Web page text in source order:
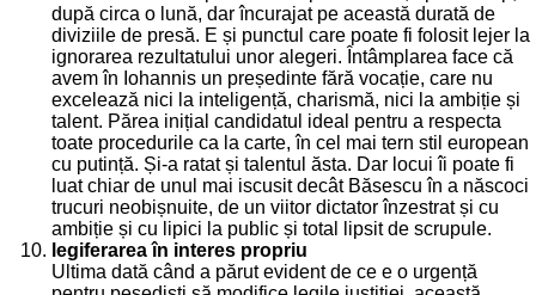
după circa o lună, dar încurajat pe această durată de
diviziile de presă. E și punctul care poate fi folosit lejer la
ignorarea rezultatului unor alegeri. Întâmplarea face că
avem în Iohannis un președinte fără vocație, care nu
excelează nici la inteligență, charismă, nici la ambiție și
talent. Părea inițial candidatul ideal pentru a respecta
toate procedurile ca la carte, în cel mai tern stil european
cu putință. Și-a ratat și talentul ăsta. Dar locui îi poate fi
luat chiar de unul mai iscusit decât Băsescu în a născoci
trucuri neobișnuite, de un viitor dictator înzestrat și cu
ambiție și cu lipici la public și total lipsit de scrupule.
legiferarea în interes propriu
Ultima dată când a părut evident de ce e o urgență